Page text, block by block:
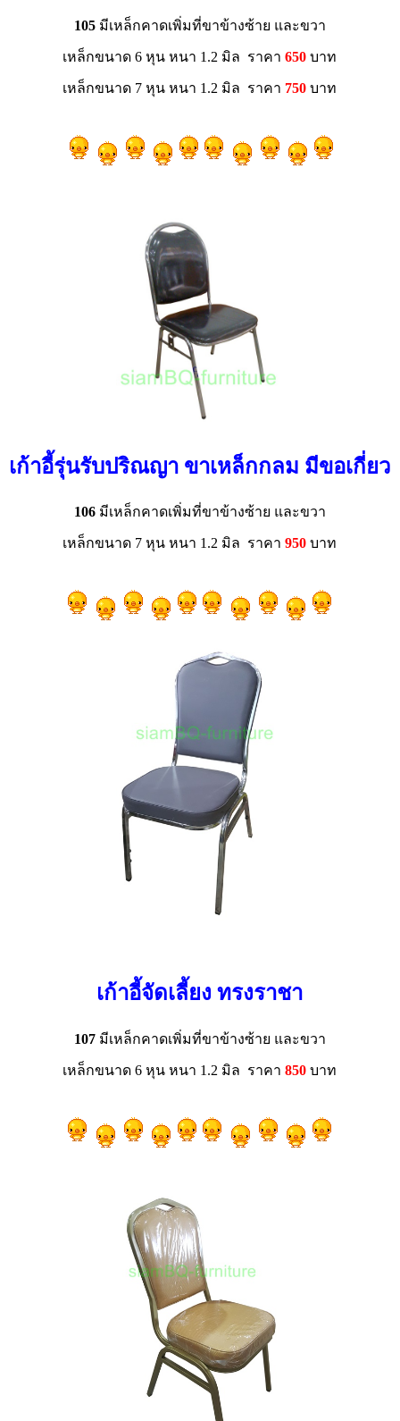
105มีเหล็กคาดเพิ่มที่ขาข้างซ้าย และขวา
เหล็กขนาด 6 หุน หนา 1.2 มิล ราคา650 บาท
เหล็กขนาด 7 หุน หนา 1.2 มิล ราคา 750บาท
เก้าอี้รุ่นรับปริณญา ขาเหล็กกลม มีขอเกี่ยว
106มีเหล็กคาดเพิ่มที่ขาข้างซ้าย และขวา
เหล็กขนาด 7 หุน หนา 1.2 มิล ราคา950 บาท
เก้าอี้จัดเลี้ยง ทรงราชา
107มีเหล็กคาดเพิ่มที่ขาข้างซ้าย และขวา
เหล็กขนาด 6 หุน หนา 1.2 มิล ราคา850 บาท